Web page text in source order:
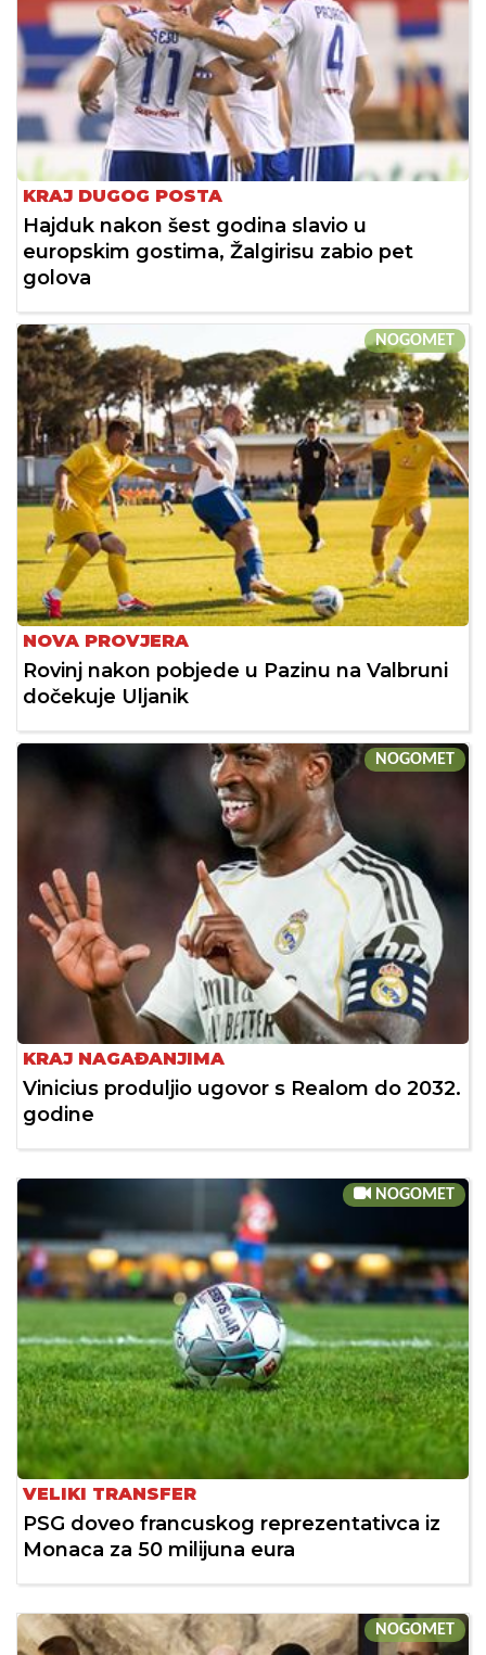
KRAJ DUGOG POSTA
Hajduk nakon šest godina slavio u
europskim gostima, Žalgirisu zabio pet
golova
NOGOMET
NOVA PROVJERA
Rovinj nakon pobjede u Pazinu na Valbruni
dočekuje Uljanik
NOGOMET
KRAJ NAGAĐANJIMA
Vinicius produljio ugovor s Realom do 2032.
godine
NOGOMET
VELIKI TRANSFER
PSG doveo francuskog reprezentativca iz
Monaca za 50 milijuna eura
NOGOMET